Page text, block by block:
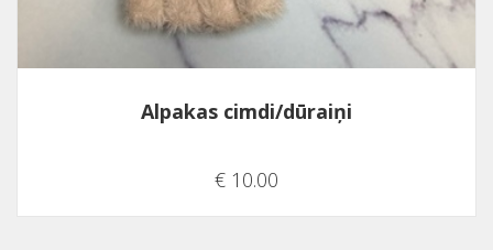
Alpakas cimdi/dūraiņi
€ 10.00